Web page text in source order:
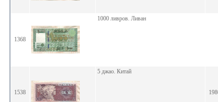
1368
1000 ливров. Ливан
1538
5 джао. Китай